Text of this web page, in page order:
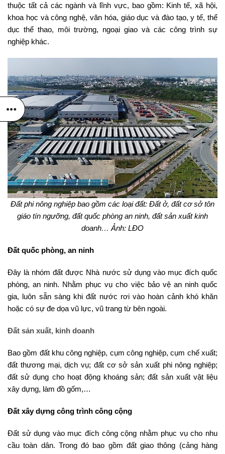
thuộc tất cả các ngành và lĩnh vực, bao gồm: Kinh tế, xã hội,
khoa học và công nghệ, văn hóa, giáo dục và đào tạo, y tế, thể
dục thể thao, môi trường, ngoại giao và các công trình sự
nghiệp khác.
Đất phi nông nghiệp bao gồm các loại đất: Đất ở, đất cơ sở tôn
giáo tín ngưỡng, đất quốc phòng an ninh, đất sản xuất kinh
doanh… Ảnh: LĐO
Đất quốc phòng, an ninh
Đây là nhóm đất được Nhà nước sử dụng vào mục đích quốc
phòng, an ninh. Nhằm phục vụ cho việc bảo vệ an ninh quốc
gia, luôn sẵn sàng khi đất nước rơi vào hoàn cảnh khó khăn
hoặc có sự đe dọa vũ lực, vũ trang từ bên ngoài.
Đất sản xuất, kinh doanh
Bao gồm đất khu công nghiệp, cụm công nghiệp, cụm chế xuất;
đất thương mại, dịch vụ; đất cơ sở sản xuất phi nông nghiệp;
đất sử dụng cho hoạt động khoáng sản; đất sản xuất vật liệu
xây dựng, làm đồ gốm,…
Đất xây dựng công trình công cộng
Đất sử dụng vào mục đích công cộng nhằm phục vụ cho nhu
cầu toàn dân. Trong đó bao gồm đất giao thông (cảng hàng